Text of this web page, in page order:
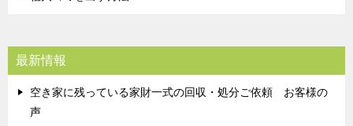
最新情報
空き家に残っている家財一式の回収・処分ご依頼 お客様の
声